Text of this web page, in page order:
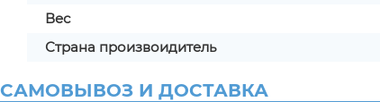
Вес
Страна произвоидитель
САМОВЫВОЗ И ДОСТАВКА